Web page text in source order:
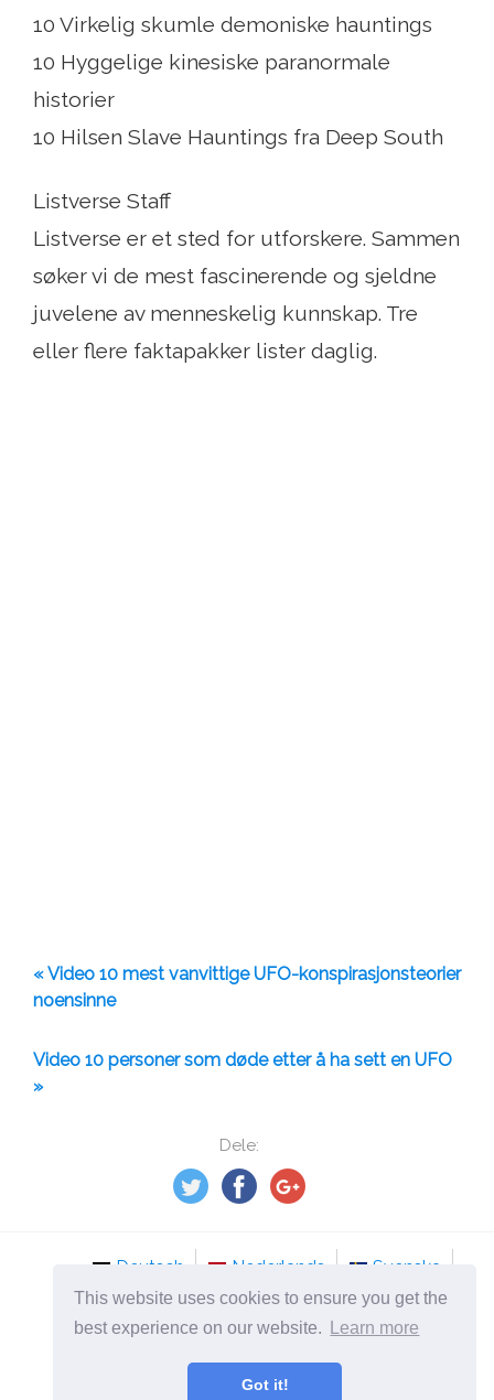
This website uses cookies to ensure you get the
best experience on our website.
Learn more
Got it!
Dele:
10 Virkelig skumle demoniske hauntings
10 Hyggelige kinesiske paranormale
historier
10 Hilsen Slave Hauntings fra Deep South
Listverse Staff
Listverse er et sted for utforskere. Sammen
søker vi de mest fascinerende og sjeldne
juvelene av menneskelig kunnskap. Tre
eller flere faktapakker lister daglig.
« Video 10 mest vanvittige UFO-konspirasjonsteorier
noensinne
Video 10 personer som døde etter å ha sett en UFO
»
Deutsch Nederlands
Svenska
Norsk
Italiano Français
Dansk
Česky
no.mydailyselfmotivation.com